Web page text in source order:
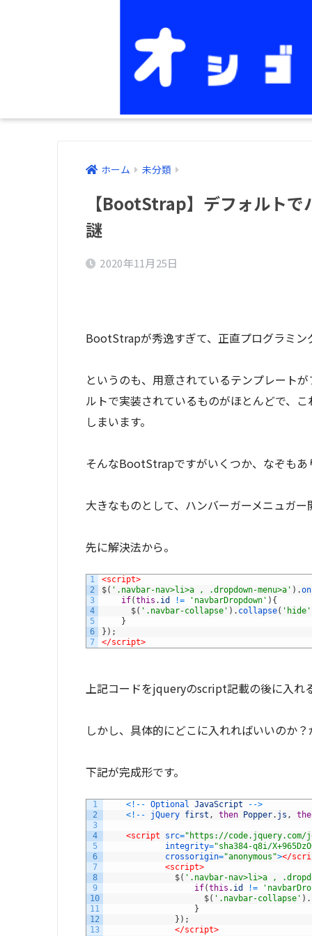
ホーム 未分類
【BootStrap】デフォルト
謎
2020年11月25日
BootStrapが秀逸すぎて、正直プログラミ
というのも、用意されているテンプレート
ルトで実装されているものがほとんどで、
しまいます。
そんなBootStrapですがいくつか、なぞもあ
大きなものとして、ハンバーガーメニュガ
先に解決法から。
1
2
3
4
5
6
7
<script>
$( '.navbar-nav>li>a , .dropdown-menu>a' ) .on
if(this . id != 'navbarDropdown' ) {
$( '.navbar-collapse' ) . collapse( 'hide'
}
} ) ;
</script>
上記コードをjqueryのscript記載の後に入れ
しかし、具体的にどこに入れればいいのか
下記が完成形です。
1
2
3
4
5
6
7
8
9
10
11
12
13
< ! -- Optional JavaScript -->
< ! -- jQuery first , then Popper. js ,
<script src="https://
integrity="sha384-q8i/
crossorigin="anonymous"></
<script>
$( '.navbar-nav>li>a ,
if(this . id !=
$( '.navbar-collapse' ) .
}
} ) ;
</script>